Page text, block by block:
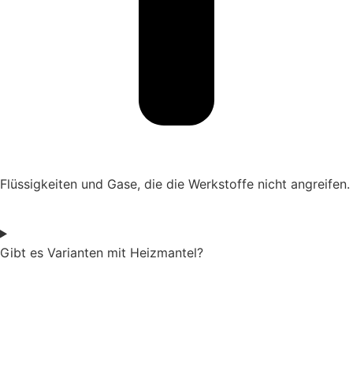
Flüssigkeiten und Gase, die die Werkstoffe nicht angreifen.
Gibt es Varianten mit Heizmantel?